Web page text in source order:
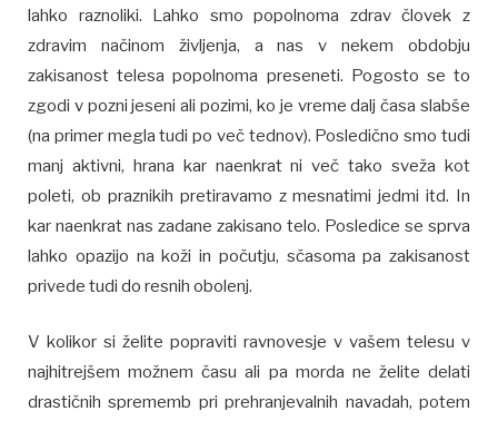
lahko raznoliki. Lahko smo popolnoma zdrav človek z
zdravim načinom življenja, a nas v nekem obdobju
zakisanost telesa popolnoma preseneti. Pogosto se to
zgodi v pozni jeseni ali pozimi, ko je vreme dalj časa slabše
(na primer megla tudi po več tednov). Posledično smo tudi
manj aktivni, hrana kar naenkrat ni več tako sveža kot
poleti, ob praznikih pretiravamo z mesnatimi jedmi itd. In
kar naenkrat nas zadane zakisano telo. Posledice se sprva
lahko opazijo na koži in počutju, sčasoma pa zakisanost
privede tudi do resnih obolenj.
V kolikor si želite popraviti ravnovesje v vašem telesu v
najhitrejšem možnem času ali pa morda ne želite delati
drastičnih sprememb pri prehranjevalnih navadah, potem